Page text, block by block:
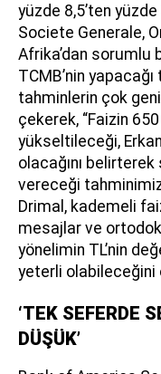
yüzde 8,5’ten
Societe Generale,
Afrika’dan
TCMB’nin
tahminlerin çok
çekerek, “Faizin
yükseltileceği,
olacağını belirterek
vereceği
Drimal, kademeli faiz
mesajlar ve
yönelimin TL’nin
yeterli olabileceğini
‘TEK SEFERDE
DÜŞÜK’